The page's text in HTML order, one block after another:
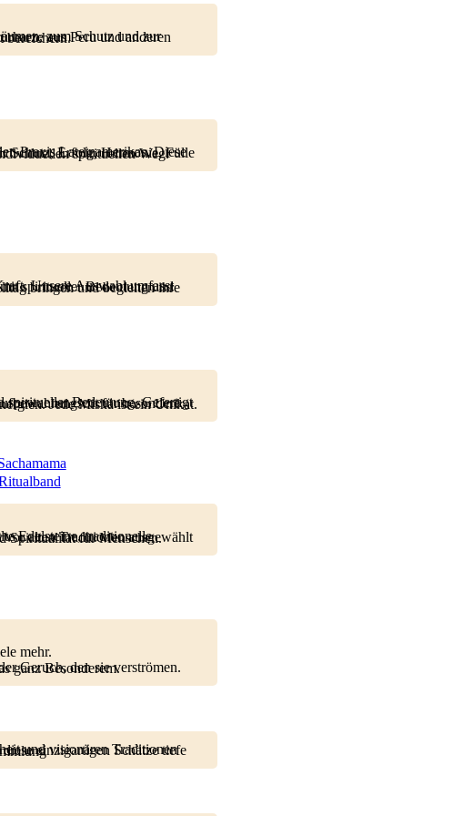
und den Alltag bewusst bereichern.
symbolische Bedeutung und begleitet Sie auf Ihrem individuellen spirituellen Weg.
Andenkultur, den vier Himmelsrichtungen und spirituellen Energien. Jede Misha ist ein Unikat.
sowie eine tiefere Verbindung zur Natur und Spiritualität für Menschen.
mehr.
zu etwas ganz Besonderem.